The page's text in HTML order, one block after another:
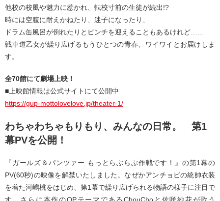
他校の校風や魅力に惹かれ、転校寸前の生徒が続出!?
時には空腹に耐えかねたり、迷子になったり、
ドラム缶風呂が倒れたりとピンチを迎えることもあるけれど……
戦車道乙女が繰り広げるもうひとつの青春、ワイワイとお届けしま
す。
全70館にて劇場上映！
■上映館情報は公式サイトにて公開中
https://gup-mottolovelove.jp/theater-1/
わちゃわちゃもりもり、みんなの日常。 第1
幕PVを公開！
『ガールズ＆パンツァー もっとらぶらぶ作戦です！』の第1幕の
PV(60秒)の映像を解禁いたしました。なぜかアンチョビの統帥衣装
を着た河嶋桃をはじめ、第1幕で繰り広げられる物語の様子に注目で